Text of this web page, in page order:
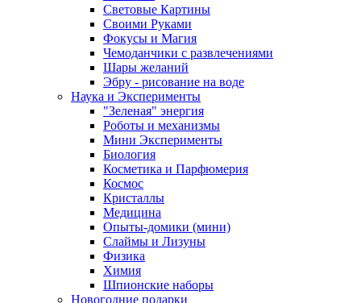
Световые Картины
Своими Руками
Фокусы и Магия
Чемоданчики с развлечениями
Шары желаний
Эбру - рисование на воде
Наука и Эксперименты
"Зеленая" энергия
Роботы и механизмы
Мини Эксперименты
Биология
Косметика и Парфюмерия
Космос
Кристаллы
Медицина
Опыты-домики (мини)
Слаймы и Лизуны
Физика
Химия
Шпионские наборы
Новогодние подарки